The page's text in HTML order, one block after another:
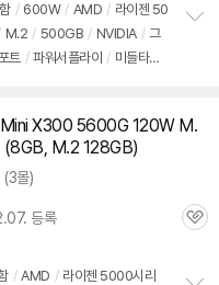
/ 600W / AMD / 라이젠 50
M.2 / 500GB / NVIDIA / 그
트 / 파워서플라이 / 미들타워
X300 5600G 120W M.
(8GB, M.2 128GB)
(3몰)
등록
관
/ AMD / 라이젠 5000시리